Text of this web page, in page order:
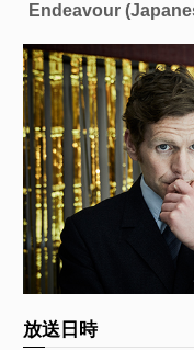
Endeavour
放送日時